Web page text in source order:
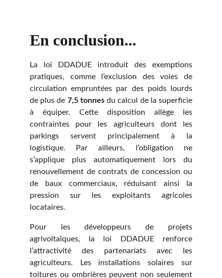
La loi DDADUE introduit des exemptions
pratiques, comme l’exclusion des voies de
circulation empruntées par des poids lourds
de plus de 7,5 tonnesdu calcul de la superficie
à équiper. Cette disposition allège les
contraintes pour les agriculteurs dont les
parkings servent principalement à la
logistique. Par ailleurs, l’obligation ne
s’applique plus automatiquement lors du
renouvellement de contrats de concession ou
de baux commerciaux, réduisant ainsi la
pression sur les exploitants agricoles
locataires.
Pour les développeurs de projets
agrivoltaïques, la loi DDADUE renforce
l’attractivité des partenariats avec les
agriculteurs. Les installations solaires sur
toitures ou ombrières peuvent non seulement
En conclusion...